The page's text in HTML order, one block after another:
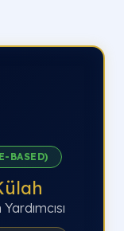
BASED)